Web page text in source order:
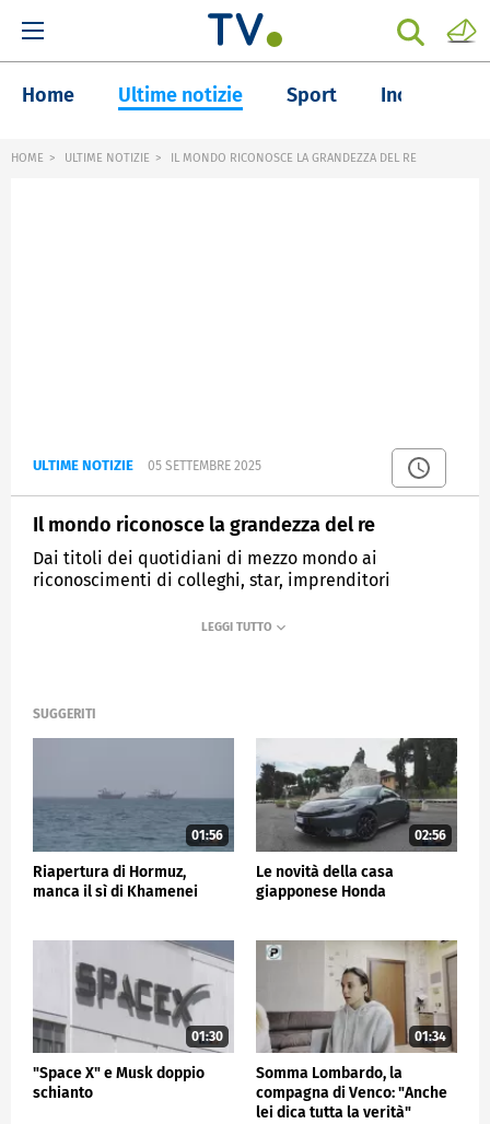
Home Ultime notizie Sport Inchieste
HOME ULTIME NOTIZIE IL MONDO RICONOSCE LA GRANDEZZA DEL RE
ULTIME NOTIZIE 05 SETTEMBRE 2025
Il mondo riconosce la grandezza del re
Dai titoli dei quotidiani di mezzo mondo ai
riconoscimenti di colleghi, star, imprenditori
SUGGERITI
01:56
Riapertura di Hormuz,
manca il sì di Khamenei
02:56
Le novità della casa
giapponese Honda
01:30
"Space X" e Musk doppio
schianto
01:34
Somma Lombardo, la
compagna di Venco: "Anche
lei dica tutta la verità"